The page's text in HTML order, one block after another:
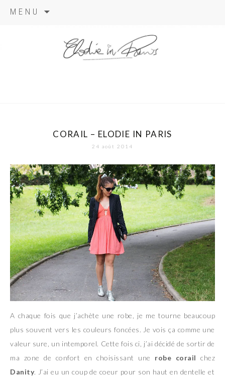
MENU
CORAIL – ELODIE IN PARIS
24 août 2014
A chaque fois que j’achète une robe, je me tourne beaucoup
plus souvent vers les couleurs foncées. Je vois ça comme une
valeur sure, un intemporel. Cette fois ci, j’ai décidé de sortir de
ma zone de confort en choisissant une robe corail chez
Danity. J’ai eu un coup de coeur pour son haut en dentelle et